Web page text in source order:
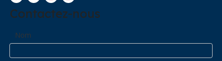
Contactez-nous
Nom